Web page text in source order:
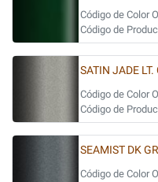
Código de Color
Código de
SATIN JADE LT.
Código de Color
Código de
SEAMIST DK
Código de Color